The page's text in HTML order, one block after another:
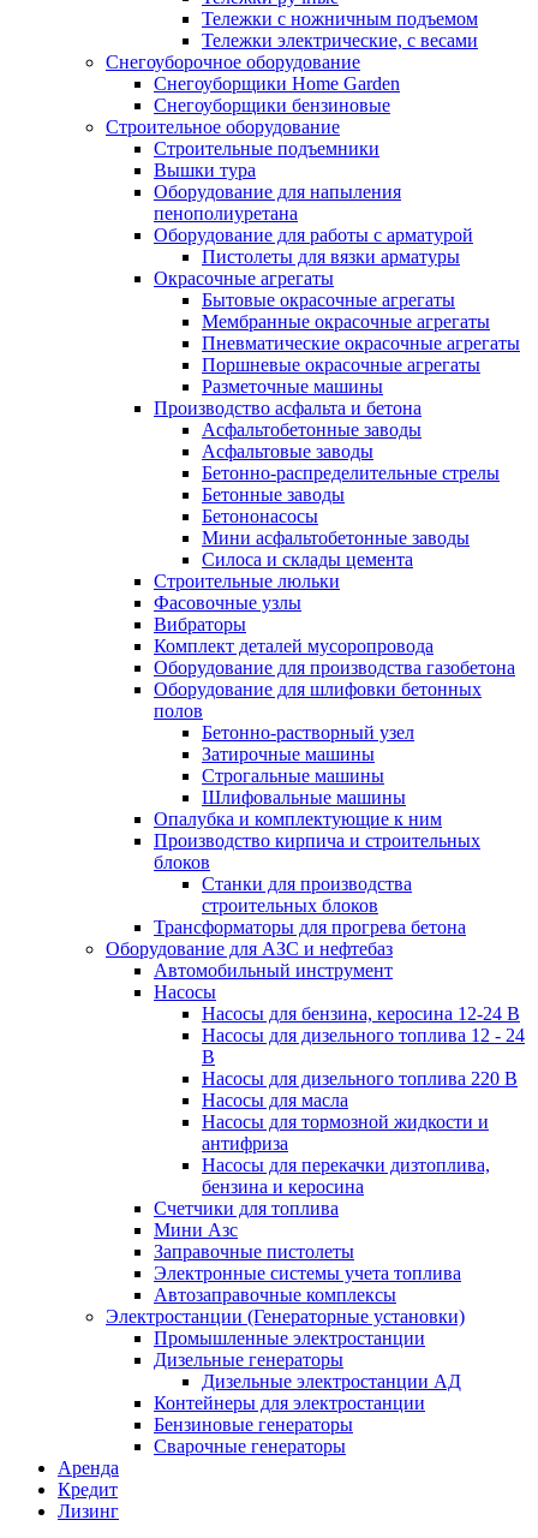
Тележки с ножничным подъемом
Тележки электрические, с весами
Снегоуборочное оборудование
Снегоуборщики Home Garden
Снегоуборщики бензиновые
Строительное оборудование
Cтроительные подъемники
Вышки тура
Оборудование для напыления
пенополиуретана
Оборудование для работы с арматурой
Пистолеты для вязки арматуры
Окрасочные агрегаты
Бытовые окрасочные агрегаты
Мембранные окрасочные агрегаты
Пневматические окрасочные агрегаты
Поршневые окрасочные агрегаты
Разметочные машины
Производство асфальта и бетона
Асфальтобетонные заводы
Асфальтовые заводы
Бетонно-распределительные стрелы
Бетонные заводы
Бетононасосы
Мини асфальтобетонные заводы
Силоса и склады цемента
Строительные люльки
Фасовочные узлы
Вибраторы
Комплект деталей мусоропровода
Оборудование для производства газобетона
Оборудование для шлифовки бетонных
полов
Бетонно-растворный узел
Затирочные машины
Строгальные машины
Шлифовальные машины
Опалубка и комплектующие к ним
Производство кирпича и строительных
блоков
Cтанки для производства
строительных блоков
Трансформаторы для прогрева бетона
Оборудование для АЗС и нефтебаз
Автомобильный инструмент
Насосы
Насосы для бензина, керосина 12-24 В
Насосы для дизельного топлива 12 - 24
В
Насосы для дизельного топлива 220 В
Насосы для масла
Насосы для тормозной жидкости и
антифриза
Насосы для перекачки дизтоплива,
бензина и керосина
Счетчики для топлива
Мини Азс
Заправочные пистолеты
Электронные системы учета топлива
Автозаправочные комплексы
Электростанции (Генераторные установки)
Промышленные электростанции
Дизельные генераторы
Дизельные электростанции АД
Контейнеры для электростанции
Бензиновые генераторы
Сварочные генераторы
Аренда
Кредит
Лизинг